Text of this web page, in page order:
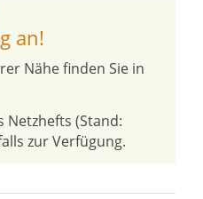
an!
Nähe finden Sie in
Netzhefts (Stand:
zur Verfügung.